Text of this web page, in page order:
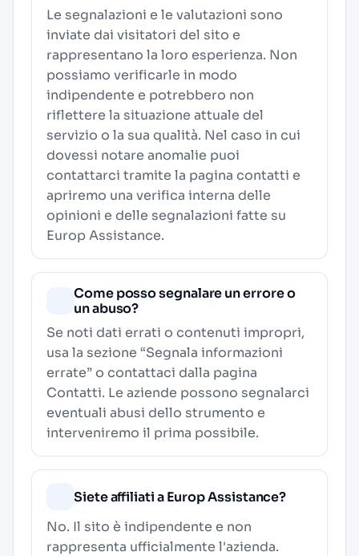
Le segnalazioni e le valutazioni sono
inviate dai visitatori del sito e
rappresentano la loro esperienza. Non
possiamo verificarle in modo
indipendente e potrebbero non
riflettere la situazione attuale del
servizio o la sua qualità. Nel caso in cui
dovessi notare anomalie puoi
contattarci tramite la pagina contatti e
apriremo una verifica interna delle
opinioni e delle segnalazioni fatte su
Europ Assistance.
Come posso segnalare un errore o
un abuso?
Se noti dati errati o contenuti impropri,
usa la sezione “Segnala informazioni
errate” o contattaci dalla pagina
Contatti. Le aziende possono segnalarci
eventuali abusi dello strumento e
interveniremo il prima possibile.
Siete affiliati a Europ Assistance?
No. Il sito è indipendente e non
rappresenta ufficialmente l'azienda.